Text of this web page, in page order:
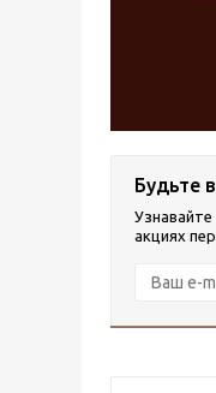
Будьте
Узнавайте
акциях